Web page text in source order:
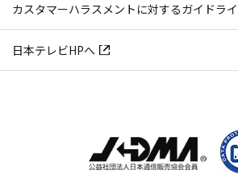
カスタマーハラスメントに対するガイドラ
日本テレビHPへ